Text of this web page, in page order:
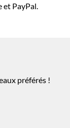
PayPal.
préférés !